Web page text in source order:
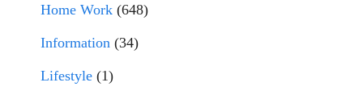
Home Work (648)
Information (34)
Lifestyle (1)